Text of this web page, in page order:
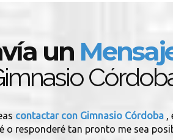
un
contactar con Gimnasio Córdoba ,
o responderé tan pronto me sea